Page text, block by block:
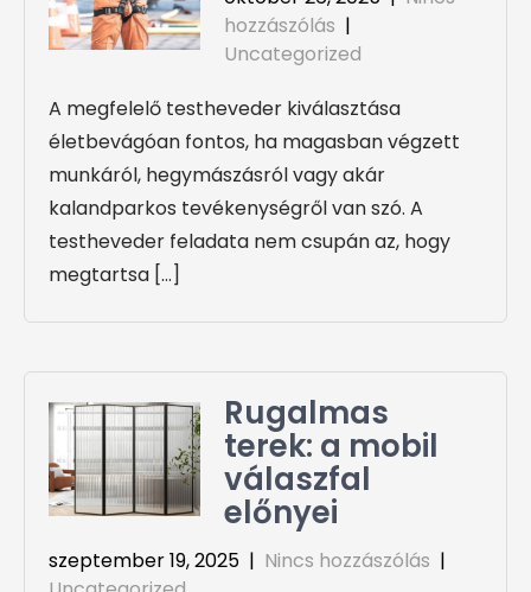
hozzászólás |
Uncategorized
A megfelelő testheveder kiválasztása
életbevágóan fontos, ha magasban végzett
munkáról, hegymászásról vagy akár
kalandparkos tevékenységről van szó. A
testheveder feladata nem csupán az, hogy
megtartsa […]
Rugalmas
terek: a mobil
válaszfal
előnyei
szeptember 19, 2025 | Nincs hozzászólás |